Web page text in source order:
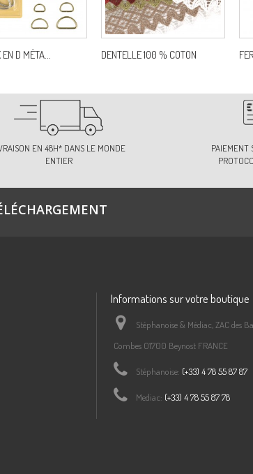
D MÉTA... DENTELLE 100 % COTON
EN 48H* DANS LE MONDE
ENTIER
PAIEMENT
Informations sur votre boutique
Stéphanoise & Médiac, ZAC des
Combes 01700 Beynost FRANCE
Stéphanoise: (+33) 4 78 55 87 87
Mediac: (+33) 4 78 55 87 78